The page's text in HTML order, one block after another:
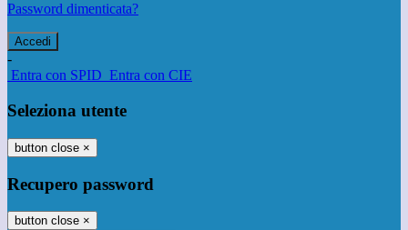
Password dimenticata?
-
Entra con SPID Entra con CIE
Seleziona utente
button close ×
Recupero password
button close ×